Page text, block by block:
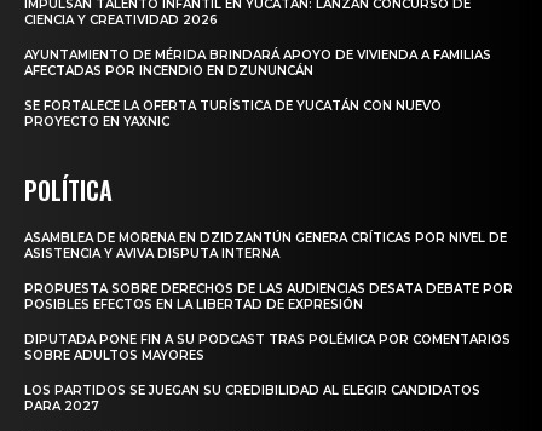
IMPULSAN TALENTO INFANTIL EN YUCATÁN: LANZAN CONCURSO DE
CIENCIA Y CREATIVIDAD 2026
AYUNTAMIENTO DE MÉRIDA BRINDARÁ APOYO DE VIVIENDA A FAMILIAS
AFECTADAS POR INCENDIO EN DZUNUNCÁN
SE FORTALECE LA OFERTA TURÍSTICA DE YUCATÁN CON NUEVO
PROYECTO EN YAXNIC
POLÍTICA
ASAMBLEA DE MORENA EN DZIDZANTÚN GENERA CRÍTICAS POR NIVEL DE
ASISTENCIA Y AVIVA DISPUTA INTERNA
PROPUESTA SOBRE DERECHOS DE LAS AUDIENCIAS DESATA DEBATE POR
POSIBLES EFECTOS EN LA LIBERTAD DE EXPRESIÓN
DIPUTADA PONE FIN A SU PODCAST TRAS POLÉMICA POR COMENTARIOS
SOBRE ADULTOS MAYORES
LOS PARTIDOS SE JUEGAN SU CREDIBILIDAD AL ELEGIR CANDIDATOS
PARA 2027